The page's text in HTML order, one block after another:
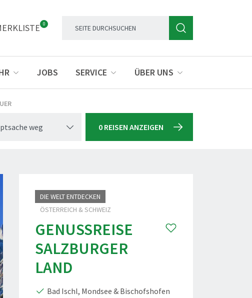
0
JOBS SERVICE ÜBER UNS
weg 0 REISEN ANZEIGEN
DIE WELT ENTDECKEN
ÖSTERREICH & SCHWEIZ
GENUSSREISE
SALZBURGER
LAND
Bad Ischl, Mondsee & Bischofshofen